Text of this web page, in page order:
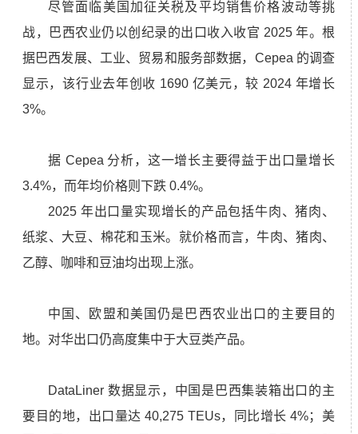
尽管面临美国加征关税及平均销售价格波动等挑
战，巴西农业仍以创纪录的出口收入收官 2025 年。根
据巴西发展、工业、贸易和服务部数据，Cepea 的调查
显示，该行业去年创收 1690 亿美元，较 2024 年增长
3%。
据 Cepea 分析，这一增长主要得益于出口量增长
3.4%，而年均价格则下跌 0.4%。
2025 年出口量实现增长的产品包括牛肉、猪肉、
纸浆、大豆、棉花和玉米。就价格而言，牛肉、猪肉、
乙醇、咖啡和豆油均出现上涨。
中国、欧盟和美国仍是巴西农业出口的主要目的
地。对华出口仍高度集中于大豆类产品。
DataLiner 数据显示，中国是巴西集装箱出口的主
要目的地，出口量达 40,275 TEUs，同比增长 4%；美